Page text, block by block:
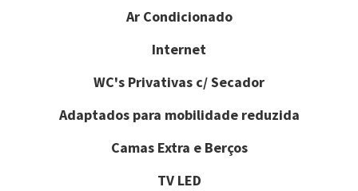
Ar Condicionado
Internet
WC's Privativas c/ Secador
Adaptados para mobilidade reduzida
Camas Extra e Berços
TV LED